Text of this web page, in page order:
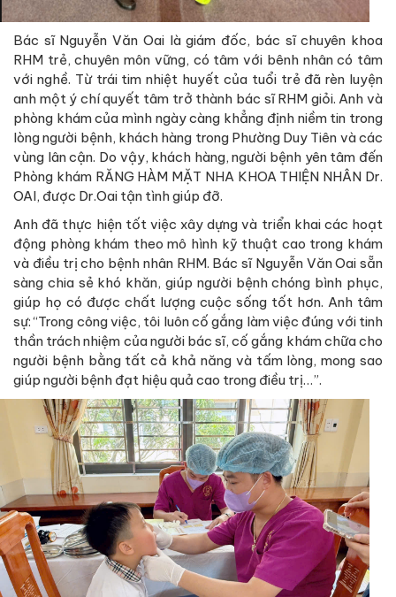
Bác sĩ Nguyễn Văn Oai là giám đốc, bác sĩ chuyên khoa
RHM trẻ, chuyên môn vững, có tâm với bênh nhân có tâm
với nghề. Từ trái tim nhiệt huyết của tuổi trẻ đã rèn luyện
anh một ý chí quyết tâm trở thành bác sĩ RHM giỏi. Anh và
phòng khám của mình ngày càng khẳng định niềm tin trong
lòng người bệnh, khách hàng trong Phường Duy Tiên và các
vùng lân cận. Do vậy, khách hàng, người bệnh yên tâm đến
Phòng khám RĂNG HÀM MẶT NHA KHOA THIỆN NHÂN Dr.
OAI, được Dr.Oai tận tình giúp đỡ.
Anh đã thực hiện tốt việc xây dựng và triển khai các hoạt
động phòng khám theo mô hình kỹ thuật cao trong khám
và điều trị cho bệnh nhân RHM. Bác sĩ Nguyễn Văn Oai sẵn
sàng chia sẻ khó khăn, giúp người bệnh chóng bình phục,
giúp họ có được chất lượng cuộc sống tốt hơn. Anh tâm
sự: “Trong công việc, tôi luôn cố gắng làm việc đúng với tinh
thần trách nhiệm của người bác sĩ, cố gắng khám chữa cho
người bệnh bằng tất cả khả năng và tấm lòng, mong sao
giúp người bệnh đạt hiệu quả cao trong điều trị…”.